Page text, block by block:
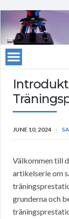
JUNE 10, 2024
Välkommen till
artikelserie om
grunderna och